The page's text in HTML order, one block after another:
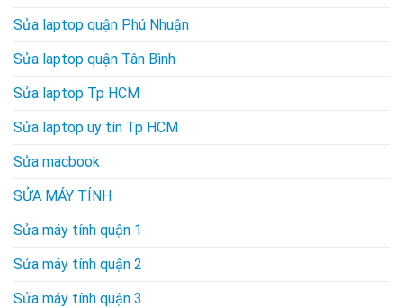
Sửa laptop quận Phú Nhuận
Sửa laptop quận Tân Bình
Sửa laptop Tp HCM
Sửa laptop uy tín Tp HCM
Sửa macbook
SỬA MÁY TÍNH
Sửa máy tính quận 1
Sửa máy tính quận 2
Sửa máy tính quận 3